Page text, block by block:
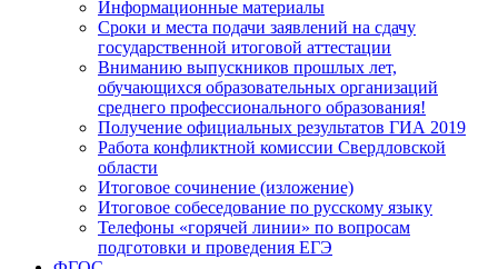
Информационные материалы
Сроки и места подачи заявлений на сдачу
государственной итоговой аттестации
Вниманию выпускников прошлых лет,
обучающихся образовательных организаций
среднего профессионального образования!
Получение официальных результатов ГИА 2019
Работа конфликтной комиссии Свердловской
области
Итоговое сочинение (изложение)
Итоговое собеседование по русскому языку
Телефоны «горячей линии» по вопросам
подготовки и проведения ЕГЭ